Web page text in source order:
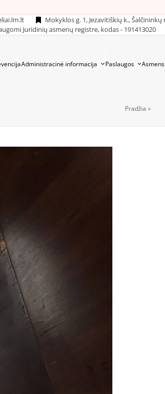
Mokyklos g. 1, Jezavitiškių k., Šalčininkų
Juridinių asmenų registre, kodas - 191413020
Administracinė informacija Paslaugos
Pradžia »